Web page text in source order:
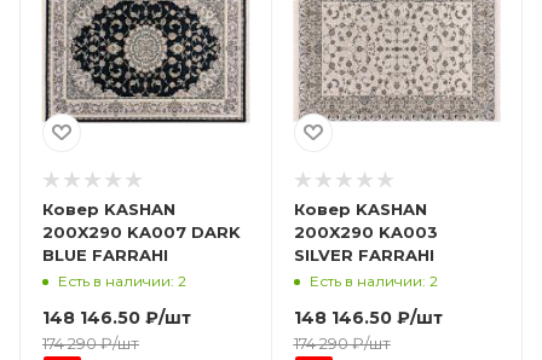
Ковер KASHAN
200X290 KA007 DARK
BLUE FARRAHI
Есть в наличии: 2
148 146.50 ₽/шт
174 290₽/шт
Ковер KASHAN
200X290 KA003
SILVER FARRAHI
Есть в наличии: 2
148 146.50₽/шт
174 290₽/шт